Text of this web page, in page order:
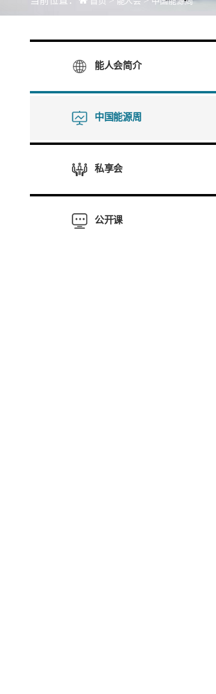
能人会简介
中国能源周
私享会
公开课